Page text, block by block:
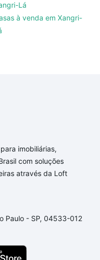
Lá
à venda em Xangri-
imobiliárias,
com soluções
através da Loft
Paulo - SP, 04533-012